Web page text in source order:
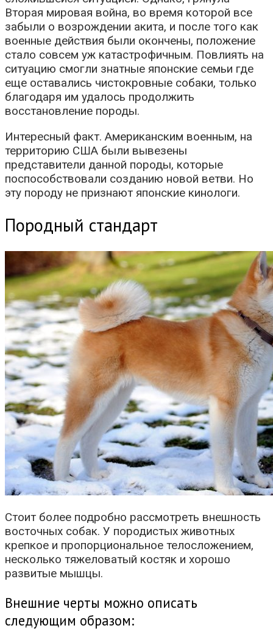
Вторая мировая война, во время которой все
забыли о возрождении акита, и после того как
военные действия были окончены, положение
стало совсем уж катастрофичным. Повлиять на
ситуацию смогли знатные японские семьи где
еще оставались чистокровные собаки, только
благодаря им удалось продолжить
восстановление породы.
Интересный факт. Американским военным, на
территорию США были вывезены
представители данной породы, которые
поспособствовали созданию новой ветви. Но
эту породу не признают японские кинологи.
Породный стандарт
Стоит более подробно рассмотреть внешность
восточных собак. У породистых животных
крепкое и пропорциональное телосложением,
несколько тяжеловатый костяк и хорошо
развитые мышцы.
Внешние черты можно описать
следующим образом: